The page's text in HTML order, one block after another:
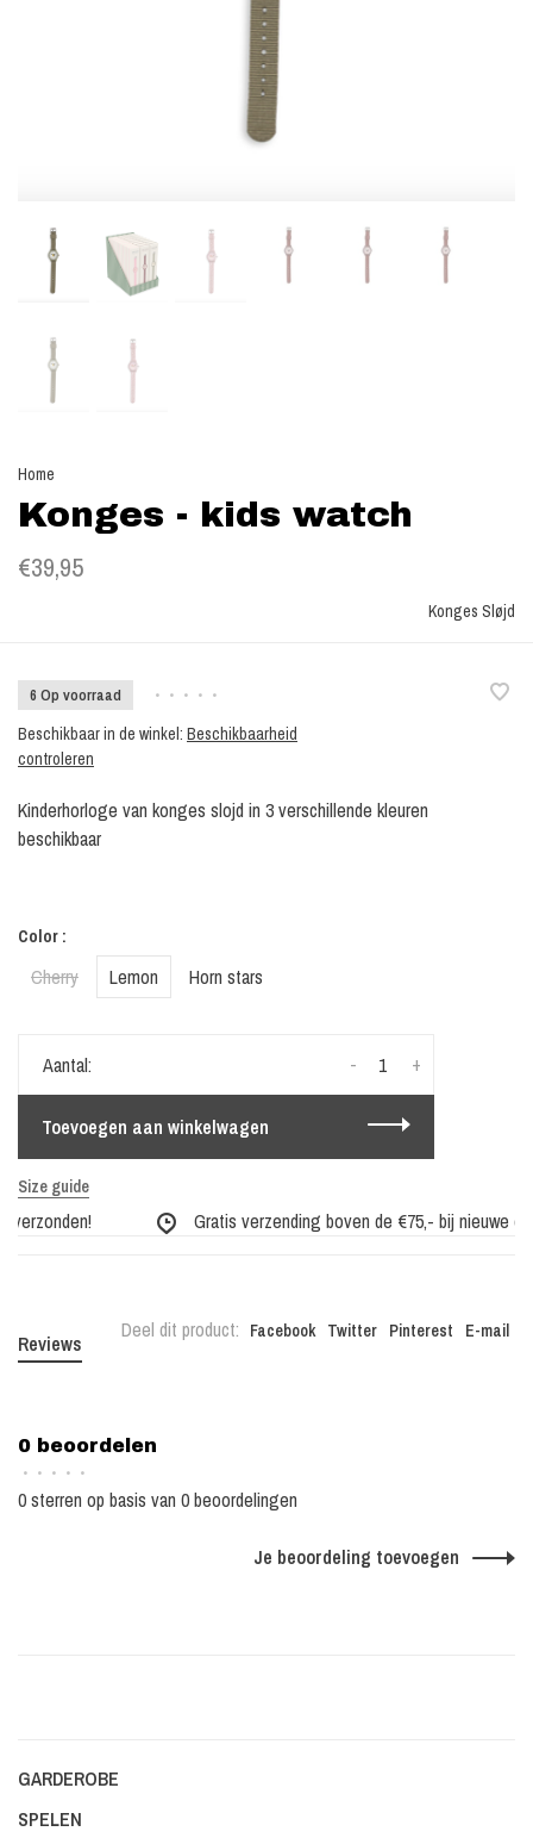
Home
Konges - kids watch
€39,95
Konges Sløjd
6 Op voorraad • • • • •
Beschikbaar in de winkel: Beschikbaarheid
controleren
Kinderhorloge van konges slojd in 3 verschillende kleuren
beschikbaar
Color :
Cherry Lemon Horn stars
Aantal: +
-
Toevoegen aan winkelwagen
Size guide
Gratis verzending boven de €75,- bij nieuwe
Deel dit product: Facebook Twitter Pinterest E-mail
Reviews
0 beoordelen
• • • • •
0 sterren op basis van 0 beoordelingen
Je beoordeling toevoegen
GARDEROBE
SPELEN